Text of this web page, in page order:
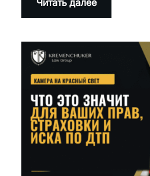
Читать далее
(snowbird)
водитель
из
другого
штата
в
Форт-